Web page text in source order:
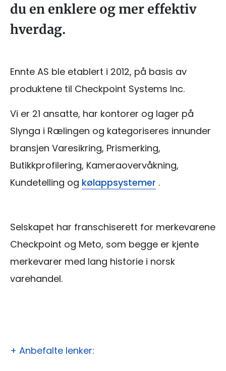
du en enklere og mer effektiv
hverdag.
Ennte AS ble etablert i 2012, på basis av
produktene til Checkpoint Systems Inc.
Vi er 21 ansatte, har kontorer og lager på
Slynga i Rælingen og kategoriseres innunder
bransjen Varesikring, Prismerking,
Butikkprofilering, Kameraovervåkning,
Kundetelling og kølappsystemer .
Selskapet har franschiserett for merkevarene
Checkpoint og Meto, som begge er kjente
merkevarer med lang historie i norsk
varehandel.
+ Anbefalte lenker: